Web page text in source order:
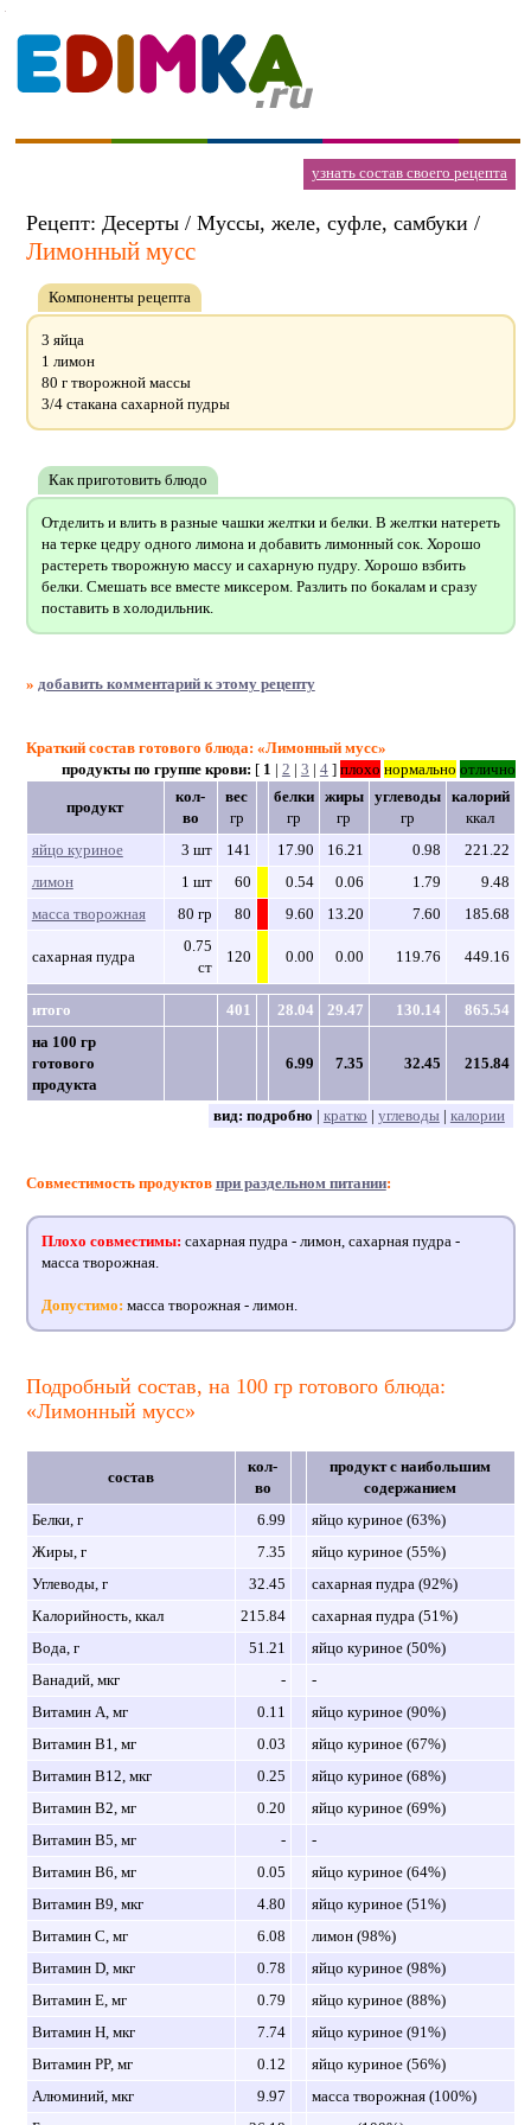
узнать состав своего рецепта
Рецепт: Десерты / Муссы, желе, суфле, самбуки /
Лимонный мусс
Компоненты рецепта
3 яйца
1 лимон
80 г творожной массы
3/4 стакана сахарной пудры
Как приготовить блюдо
Отделить и влить в разные чашки желтки и белки. В желтки натереть
на терке цедру одного лимона и добавить лимонный сок. Хорошо
растереть творожную массу и сахарную пудру. Хорошо взбить
белки. Смешать все вместе миксером. Разлить по бокалам и сразу
поставить в холодильник.
» добавить комментарий к этому рецепту
Краткий состав готового блюда: «Лимонный мусс»
продукты по группе крови: [ 1 | 2 | 3 | 4] плохо нормально отлично
продукт
кол-
во
вес
гр
белки
гр
жиры
гр
углеводы
гр
калорий
ккал
яйцо куриное
3 шт 141 17.90 16.21 0.98
221.22
лимон
1 шт 60 0.54 0.06 1.79
9.48
масса творожная
80 гр 80 9.60 13.20 7.60 185.68
сахарная пудра
0.75
ст
120 0.00 0.00 119.76 449.16
итого 401 28.04 29.47 130.14
865.54
на 100 гр
готового
продукта
6.99 7.35 32.45 215.84
вид: подробно | кратко | углеводы| калории
Совместимость продуктов при раздельном питании:
Плохо совместимы: сахарная пудра - лимон, сахарная пудра -
масса творожная.
Допустимо: масса творожная - лимон.
Подробный состав, на 100 гр готового блюда:
«Лимонный мусс»
состав
кол-
во
продукт с наибольшим
содержанием
Белки, г
6.99
яйцо куриное (63%)
Жиры, г
7.35
яйцо куриное (55%)
Углеводы, г
32.45
сахарная пудра (92%)
Калорийность, ккал
215.84
сахарная пудра (51%)
Вода, г
51.21
яйцо куриное (50%)
Ванадий, мкг
-
-
Витамин A, мг
0.11
яйцо куриное (90%)
Витамин B1, мг
0.03
яйцо куриное (67%)
Витамин B12, мкг
0.25
яйцо куриное (68%)
Витамин B2, мг
0.20
яйцо куриное (69%)
Витамин B5, мг
-
-
Витамин B6, мг
0.05
яйцо куриное (64%)
Витамин B9, мкг
4.80
яйцо куриное (51%)
Витамин C, мг
6.08
лимон (98%)
Витамин D, мкг
0.78
яйцо куриное (98%)
Витамин E, мг
0.79
яйцо куриное (88%)
Витамин H, мкг
7.74
яйцо куриное (91%)
Витамин PP, мг
0.12
яйцо куриное (56%)
Алюминий, мкг
9.97
масса творожная (100%)